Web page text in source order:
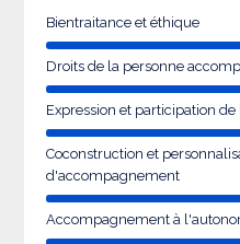
Bientraitance et éthique
Droits de la personne
Expression et participation
Coconstruction et
d'accompagnement
Accompagnement à